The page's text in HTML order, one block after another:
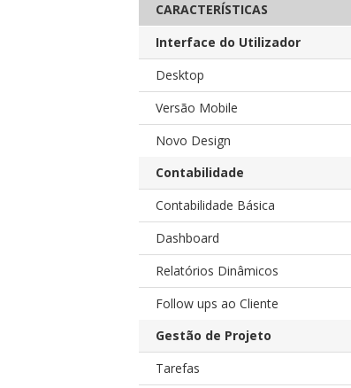
CARACTERÍSTICAS
Interface do Utilizador
Desktop
Versão Mobile
Novo Design
Contabilidade
Contabilidade Básica
Dashboard
Relatórios Dinâmicos
Follow ups ao Cliente
Gestão de Projeto
Tarefas